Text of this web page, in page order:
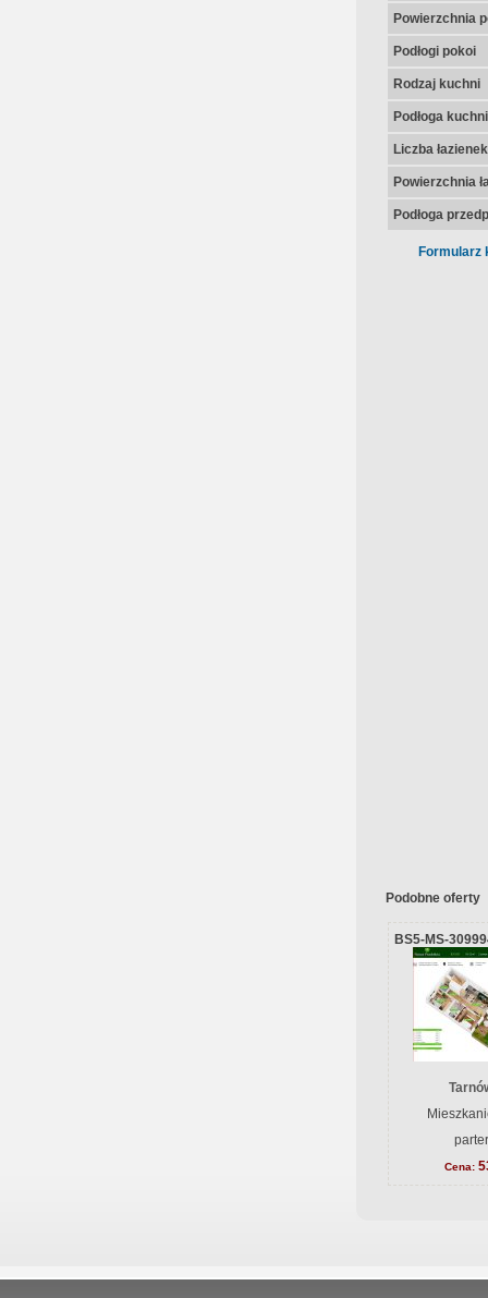
Powierzchnia
Podłogi pokoi
Rodzaj kuchni
Podłoga kuchni
Liczba łazienek
Powierzchnia
Podłoga
Formularz
Podobne oferty
BS5-MS-
Cena: